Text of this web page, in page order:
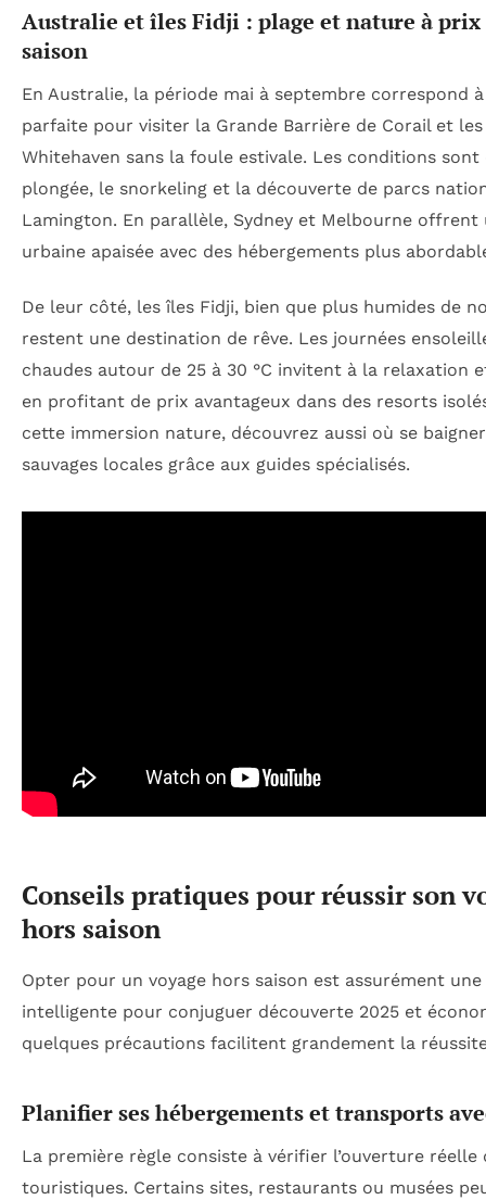
Australie et îles Fidji : plage et nature à
saison
En Australie, la période mai à septembre correspond
parfaite pour visiter la Grande Barrière de Corail et
Whitehaven sans la foule estivale. Les conditions
plongée, le snorkeling et la découverte de parcs
Lamington. En parallèle, Sydney et Melbourne offrent
urbaine apaisée avec des hébergements plus
De leur côté, les îles Fidji, bien que plus humides de
restent une destination de rêve. Les journées
chaudes autour de 25 à 30 °C invitent à la relaxation
en profitant de prix avantageux dans des resorts
cette immersion nature, découvrez aussi où se
sauvages locales grâce aux guides spécialisés.
Conseils pratiques pour réussir son
hors saison
Opter pour un voyage hors saison est assurément
intelligente pour conjuguer découverte 2025 et
quelques précautions facilitent grandement la
Planifier ses hébergements et transports
La première règle consiste à vérifier l’ouverture réelle
touristiques. Certains sites, restaurants ou musées